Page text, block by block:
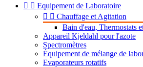
  Equipement de Laboratoire
  Chauffage et Agitation
Bain d'eau, Thermostats
Appareil Kjeldahl pour l'azote
Spectromètres
Équipement de mélange de
Evaporateurs rotatifs